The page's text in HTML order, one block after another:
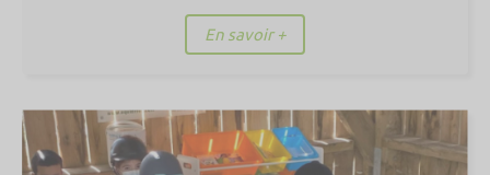
En savoir +